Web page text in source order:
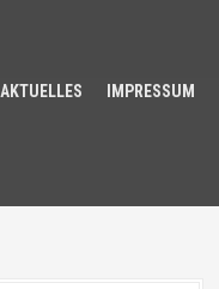
AKTUELLES IMPRESSUM